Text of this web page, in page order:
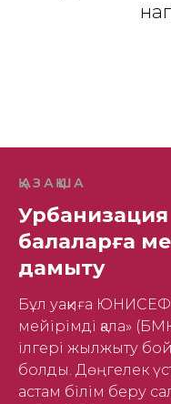
ҚАЗАҚША
Урбанизация
балаларға
дамыту
Бұл уақиға
мейірімді қала»
ілгері жылжыту
болды. Дөңгелек
астам білім беру